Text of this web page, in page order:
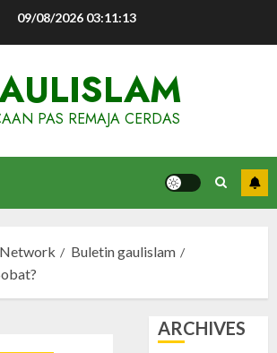
09/08/2026 03:11:14
PAS REMAJA CERDAS
Buletin gaulislam
ARCHIVES